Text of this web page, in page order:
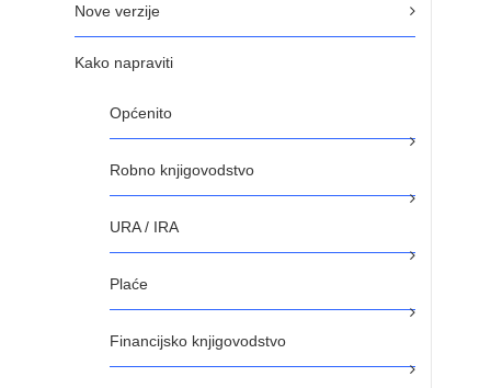
Nove verzije
Kako napraviti
Općenito
Robno knjigovodstvo
URA / IRA
Plaće
Financijsko knjigovodstvo